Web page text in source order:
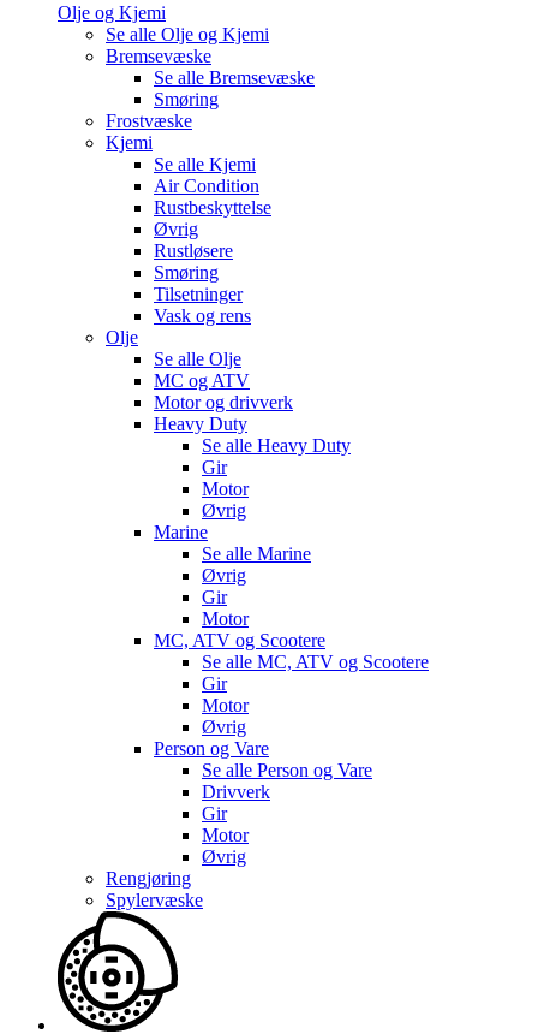
Olje og Kjemi
Se alle Olje og Kjemi
Bremsevæske
Se alle Bremsevæske
Smøring
Frostvæske
Kjemi
Se alle Kjemi
Air Condition
Rustbeskyttelse
Øvrig
Rustløsere
Smøring
Tilsetninger
Vask og rens
Olje
Se alle Olje
MC og ATV
Motor og drivverk
Heavy Duty
Se alle Heavy Duty
Gir
Motor
Øvrig
Marine
Se alle Marine
Øvrig
Gir
Motor
MC, ATV og Scootere
Se alle MC, ATV og Scootere
Gir
Motor
Øvrig
Person og Vare
Se alle Person og Vare
Drivverk
Gir
Motor
Øvrig
Rengjøring
Spylervæske